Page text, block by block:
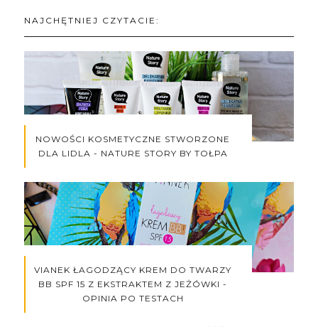
NAJCHĘTNIEJ CZYTACIE:
NOWOŚCI KOSMETYCZNE STWORZONE
DLA LIDLA - NATURE STORY BY TOŁPA
VIANEK ŁAGODZĄCY KREM DO TWARZY
BB SPF 15 Z EKSTRAKTEM Z JEŻÓWKI -
OPINIA PO TESTACH